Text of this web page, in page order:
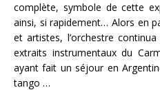
complète, symbole de cette
ainsi, si rapidement… Alors en
et artistes, l’orchestre
extraits instrumentaux du
ayant fait un séjour en
tango …